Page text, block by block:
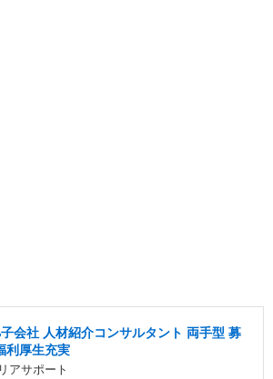
会社 人材紹介コンサルタント 両手型 募
利厚生充実
アサポート